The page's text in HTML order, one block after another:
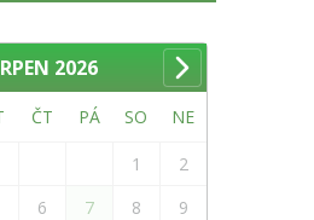
2026
ČT PÁ SO NE
1
2
6 7 8
9